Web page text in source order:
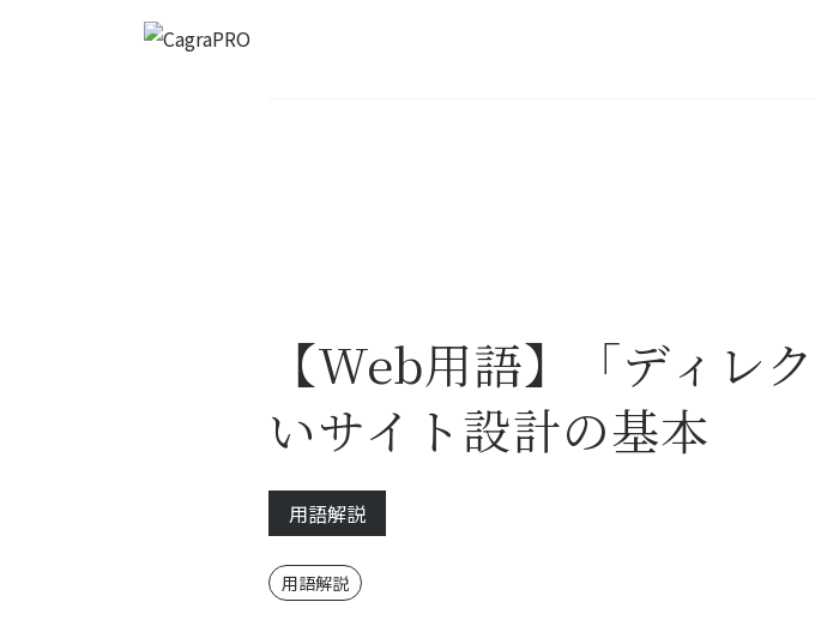
【Web用語】「ディレ
いサイト設計の基本
用語解説
用語解説